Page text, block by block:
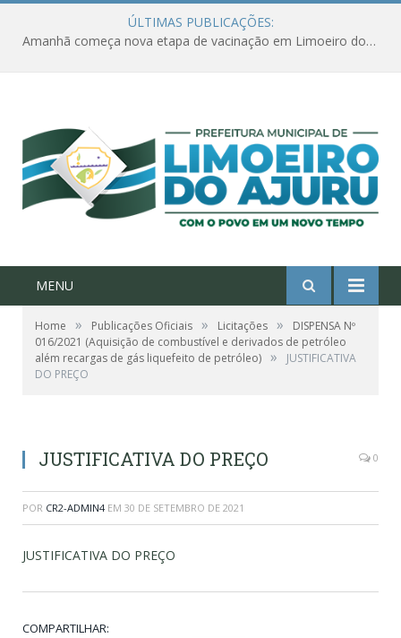
ÚLTIMAS PUBLICAÇÕES:
Amanhã começa nova etapa de vacinação em Limoeiro do Ajuru para idosos com 65 ou mais
MENU
Home » Publicações Oficiais » Licitações »
DISPENSA Nº
016/2021 (Aquisição de combustível e derivados de petróleo
além recargas de gás liquefeito de petróleo) »
JUSTIFICATIVA
DO PREÇO
JUSTIFICATIVA DO PREÇO 0
POR CR2-ADMIN4 EM 30 DE SETEMBRO DE 2021
JUSTIFICATIVA DO PREÇO
COMPARTILHAR: